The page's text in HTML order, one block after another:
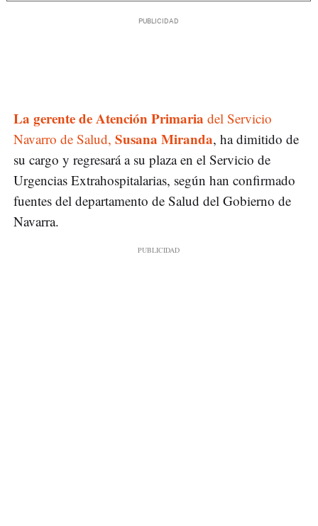
La gerente de Atención Primaria del Servicio
Navarro de Salud, Susana Miranda, ha dimitido de
su cargo y regresará a su plaza en el Servicio de
Urgencias Extrahospitalarias, según han confirmado
fuentes del departamento de Salud del Gobierno de
Navarra.